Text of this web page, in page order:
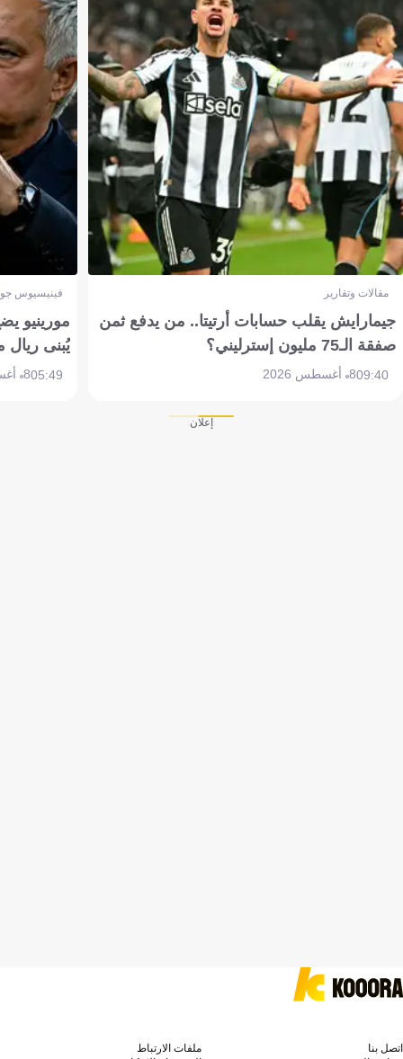
مقالات وتقارير
جيمارايش يقلب حسابات أرتيتا.. من يدفع ثمن
صفقة الـ75 مليون إسترليني؟
09:408 أغسطس 2026
فينيسيوس
مورينيو
يُبنى ريال
05:498 أغسطس 2026
إعلان
اتصل بنا
ملفات الارتباط